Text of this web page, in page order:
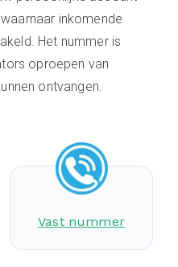
inkomende
Het nummer is
oproepen van
ontvangen.
Vast nummer